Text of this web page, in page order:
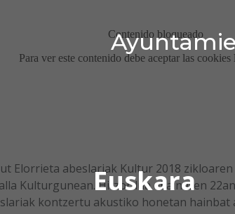
Euskara
Elorrieta abeslariak Kultur 2018
Kulturgunean. Hitzordua ekainaren
kontzertu akustiko honetan hainbat